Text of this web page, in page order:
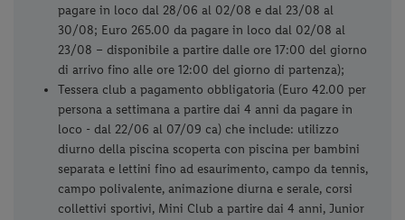
pagare in loco dal 28/06 al 02/08 e dal 23/08 al
30/08; Euro 265.00 da pagare in loco dal 02/08 al
23/08 – disponibile a partire dalle ore 17:00 del giorno
di arrivo fino alle ore 12:00 del giorno di partenza);
Tessera club a pagamento obbligatoria (Euro 42.00 per
persona a settimana a partire dai 4 anni da pagare in
loco - dal 22/06 al 07/09 ca) che include: utilizzo
diurno della piscina scoperta con piscina per bambini
separata e lettini fino ad esaurimento, campo da tennis,
campo polivalente, animazione diurna e serale, corsi
collettivi sportivi, Mini Club a partire dai 4 anni, Junior